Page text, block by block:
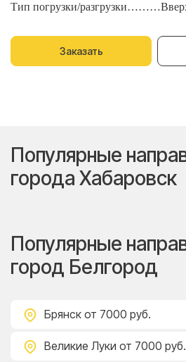
Тип погрузки/
Заказать
Популярные
города Хабаровск
Популярные
город Белгород
Брянск от 7000 руб.
Великие Луки от 7000 руб.